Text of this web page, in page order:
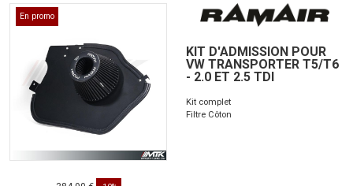
En promo
KIT D'ADMISSION POUR
VW TRANSPORTER T5/T6
- 2.0 ET 2.5 TDI
Kit complet
Filtre Côton